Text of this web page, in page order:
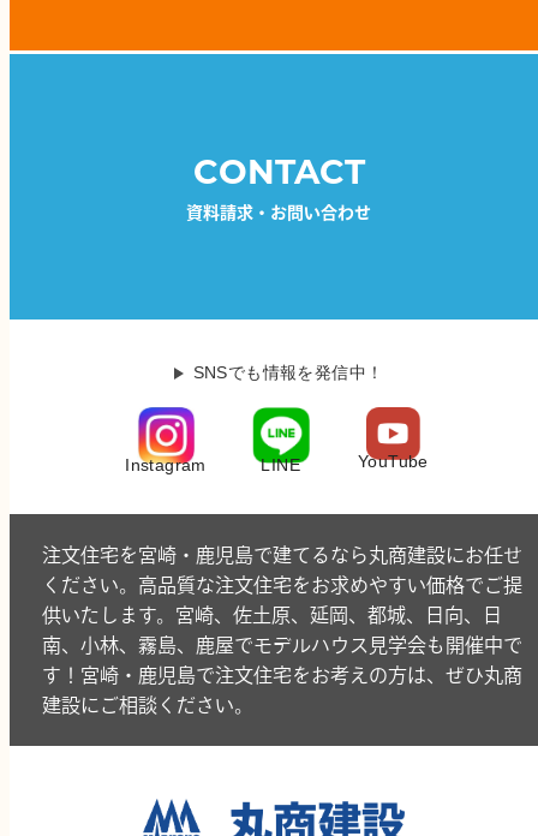
CONTACT
資料請求・お問い合わせ
SNSでも情報を発信中！
Instagram LINE YouTube
注文住宅を宮崎・鹿児島で建てるなら丸商建設にお任せ
ください。高品質な注文住宅をお求めやすい価格でご提
供いたします。宮崎、佐土原、延岡、都城、日向、日
南、小林、霧島、鹿屋でモデルハウス見学会も開催中で
す！宮崎・鹿児島で注文住宅をお考えの方は、ぜひ丸商
建設にご相談ください。